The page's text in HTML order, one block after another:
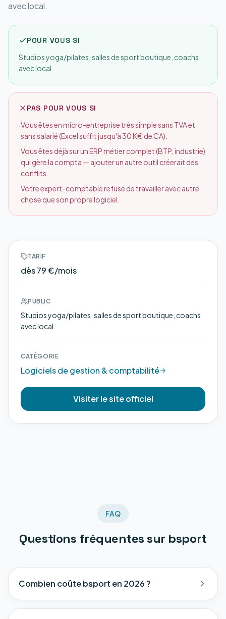
avec local.
POUR VOUS SI
Studios yoga/pilates, salles de sport boutique, coachs
avec local.
PAS POUR VOUS SI
·Vous êtes en micro-entreprise très simple sans TVA et
sans salarié (Excel suffit jusqu'à 30 K€ de CA).
·Vous êtes déjà sur un ERP métier complet (BTP, industrie)
qui gère la compta — ajouter un autre outil créerait des
conflits.
·Votre expert-comptable refuse de travailler avec autre
chose que son propre logiciel.
TARIF
dès 79 €/mois
PUBLIC
Studios yoga/pilates, salles de sport boutique, coachs
avec local.
CATÉGORIE
Logiciels de gestion & comptabilité
Visiter le site officiel
FAQ
Questions fréquentes sur bsport
Combien coûte bsport en 2026 ?